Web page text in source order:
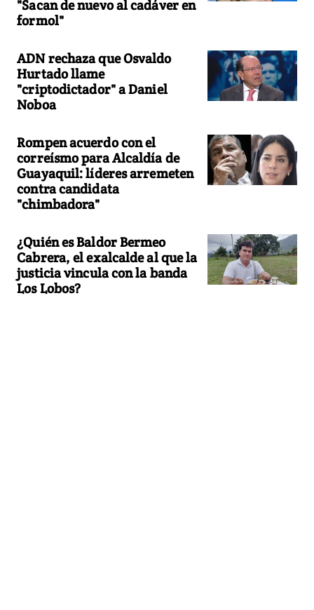
"Sacan de nuevo al cadáver en
formol"
ADN rechaza que Osvaldo
Hurtado llame
"criptodictador" a Daniel
Noboa
Rompen acuerdo con el
correísmo para Alcaldía de
Guayaquil: líderes arremeten
contra candidata
"chimbadora"
¿Quién es Baldor Bermeo
Cabrera, el exalcalde al que la
justicia vincula con la banda
Los Lobos?